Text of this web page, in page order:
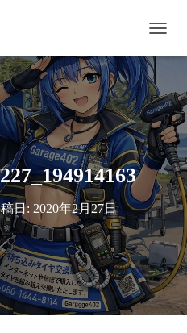
ビ
ー
シ
ョ
ン
を
切
り
替
え
日: 2020年2月27日